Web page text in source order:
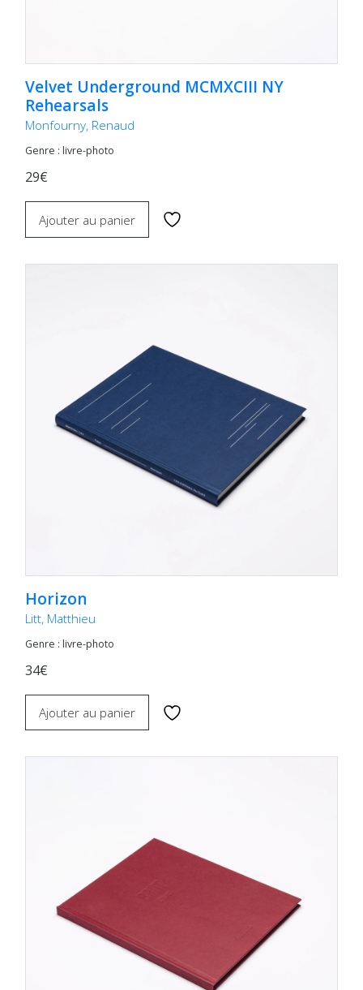
Velvet Underground MCMXCIII NY
Rehearsals
Monfourny, Renaud
Genre : livre-photo
29€
Ajouter au panier
Horizon
Litt, Matthieu
Genre : livre-photo
34€
Ajouter au panier